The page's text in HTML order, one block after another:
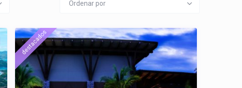
Ordenar por
destacados